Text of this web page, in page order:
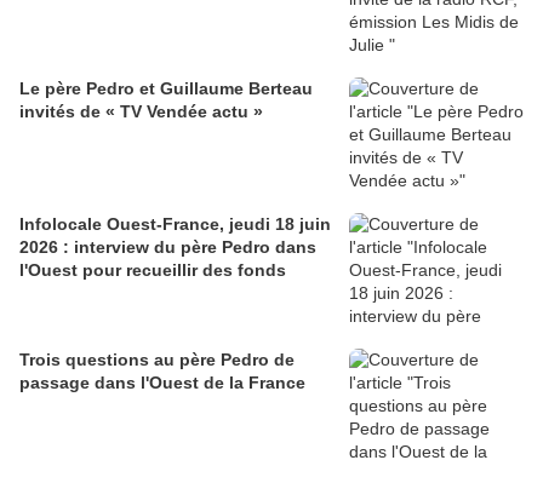
Le père Pedro et Guillaume Berteau
invités de « TV Vendée actu »
Infolocale Ouest-France, jeudi 18 juin
2026 : interview du père Pedro dans
l'Ouest pour recueillir des fonds
Trois questions au père Pedro de
passage dans l'Ouest de la France